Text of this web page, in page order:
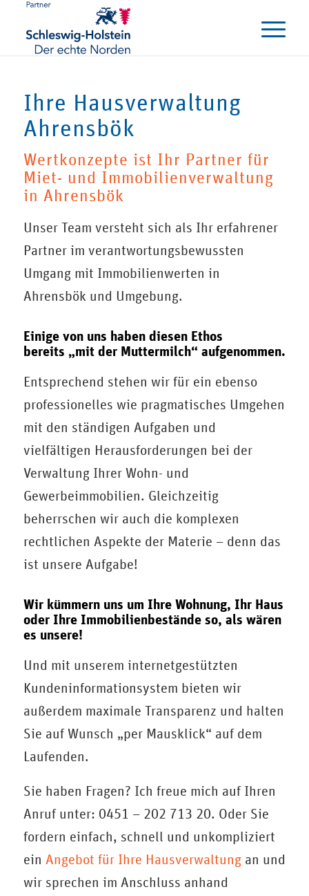
Ihre Hausverwaltung
Ahrensbök
Wertkonzepte ist Ihr Partner für
Miet- und Immobilienverwaltung
in Ahrensbök
Unser Team versteht sich als Ihr erfahrener
Partner im verantwortungsbewussten
Umgang mit Immobilienwerten in
Ahrensbök und Umgebung.
Einige von uns haben diesen Ethos
bereits „mit der Muttermilch“ aufgenommen.
Entsprechend stehen wir für ein ebenso
professionelles wie pragmatisches Umgehen
mit den ständigen Aufgaben und
vielfältigen Herausforderungen bei der
Verwaltung Ihrer Wohn- und
Gewerbeimmobilien. Gleichzeitig
beherrschen wir auch die komplexen
rechtlichen Aspekte der Materie – denn das
ist unsere Aufgabe!
Wir kümmern uns um Ihre Wohnung, Ihr Haus
oder Ihre Immobilienbestände so, als wären
es unsere!
Und mit unserem internetgestützten
Kundeninformationsystem bieten wir
außerdem maximale Transparenz und halten
Sie auf Wunsch „per Mausklick“ auf dem
Laufenden.
Sie haben Fragen? Ich freue mich auf Ihren
Anruf unter: 0451 – 202 713 20. Oder Sie
fordern einfach, schnell und unkompliziert
ein Angebot für Ihre Hausverwaltungan und
wir sprechen im Anschluss anhand